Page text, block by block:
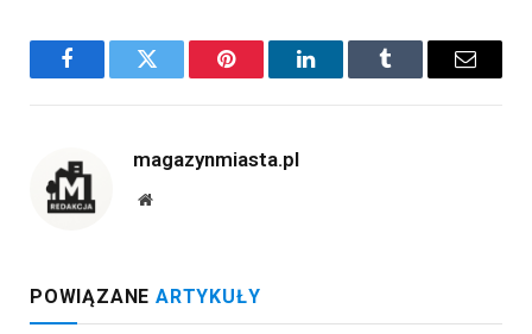
FacebookTwitter Pinterest LinkedInTumblr Email
magazynmiasta.pl
Website
POWIĄZANE ARTYKUŁY